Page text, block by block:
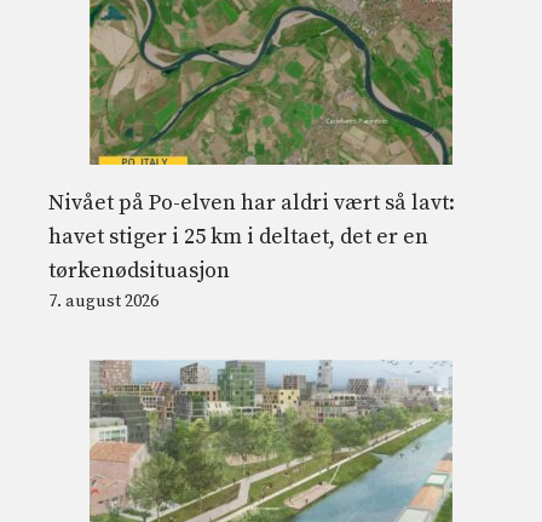
Nivået på Po-elven har aldri vært så lavt:
havet stiger i 25 km i deltaet, det er en
tørkenødsituasjon
7. august 2026